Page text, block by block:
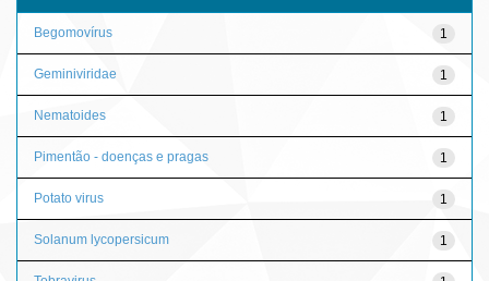
1
Begomovírus
1
Geminiviridae
1
Nematoides
1
Pimentão - doenças e pragas
1
Potato virus
1
Solanum lycopersicum